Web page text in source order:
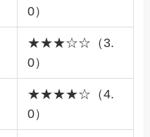
0）
★★★☆☆（3.
0）
★★★★☆（4.
0）